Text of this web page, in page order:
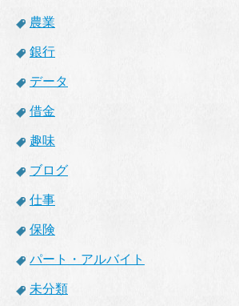
農業
銀行
データ
借金
趣味
ブログ
仕事
保険
パート・アルバイト
未分類